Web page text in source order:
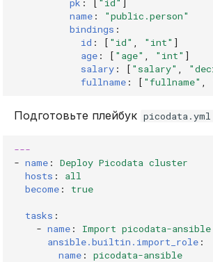
pk : [ "id" ]
name :
"public.person"
bindings :
id : [ "id" , "int" ]
age : [ "age" , "int" ]
salary : [ "salary" ,
fullname : [ "fullname" ,
Подготовьте плейбук picodata.yml
---
- name :
Deploy Picodata cluster
hosts :
all
become : true
tasks :
- name :
Import picodata-
ansible.builtin.import_role :
name : picodata-ansible